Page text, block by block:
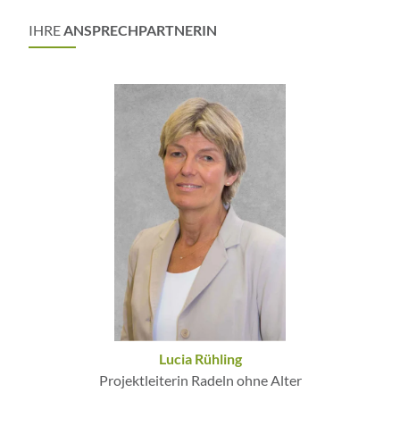
IHREANSPRECHPARTNERIN
Lucia Rühling
Projektleiterin Radeln ohne Alter